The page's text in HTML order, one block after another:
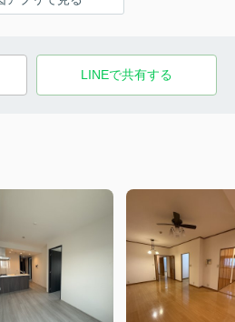
LINEで共有する